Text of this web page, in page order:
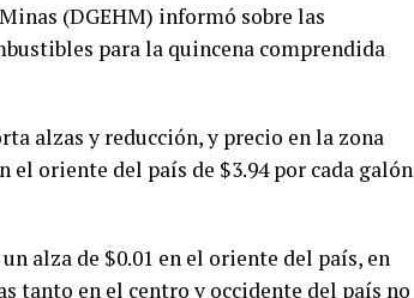
(DGEHM) informó sobre las
para la quincena comprendida
alzas y reducción, y precio en la zona
el oriente del país de $3.94 por cada galón
alza de $0.01 en el oriente del país, en
tanto en el centro y occidente del país no